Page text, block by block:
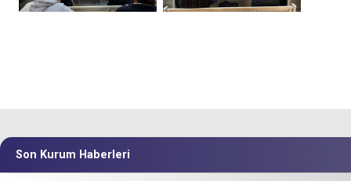
Son Kurum Haberleri